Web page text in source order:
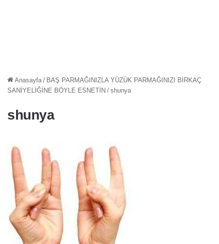
Anasayfa / BAŞ PARMAĞINIZLA YÜZÜK PARMAĞINIZI BİRKAÇ
SANİYELİĞİNE BÖYLE ESNETİN / shunya
shunya